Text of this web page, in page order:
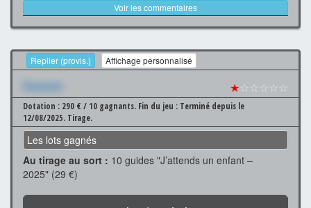
Voir les commentaires
Replier (provis.) Affichage personnalisé
Xxxxxxx ★☆☆☆☆☆
Dotation : 290 € / 10 gagnants. Fin du jeu : Terminé depuis le
12/08/2025. Tirage.
Les lots gagnés
Au tirage au sort : 10 guides "J’attends un enfant –
2025" (29 €)